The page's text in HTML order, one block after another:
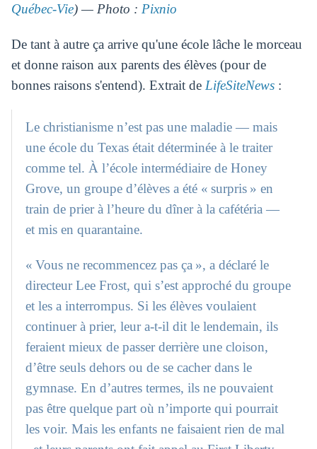
Québec-Vie) — Photo : Pixnio
De tant à autre ça arrive qu'une école lâche le morceau
et donne raison aux parents des élèves (pour de
bonnes raisons s'entend). Extrait de LifeSiteNews:
Le christianisme n’est pas une maladie — mais
une école du Texas était déterminée à le traiter
comme tel. À l’école intermédiaire de Honey
Grove, un groupe d’élèves a été « surpris » en
train de prier à l’heure du dîner à la cafétéria —
et mis en quarantaine.
« Vous ne recommencez pas ça », a déclaré le
directeur Lee Frost, qui s’est approché du groupe
et les a interrompus. Si les élèves voulaient
continuer à prier, leur a-t-il dit le lendemain, ils
feraient mieux de passer derrière une cloison,
d’être seuls dehors ou de se cacher dans le
gymnase. En d’autres termes, ils ne pouvaient
pas être quelque part où n’importe qui pourrait
les voir. Mais les enfants ne faisaient rien de mal